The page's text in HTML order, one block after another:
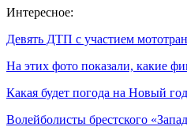
Интересное:
Девять ДТП с участием
На этих фото показали, какие
Какая будет погода на Новый
Волейболисты брестского